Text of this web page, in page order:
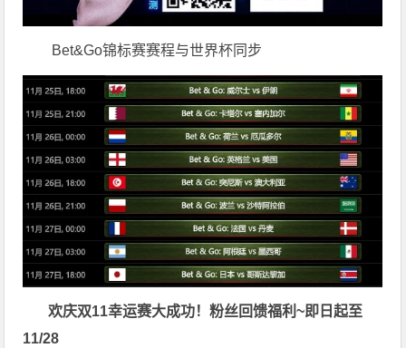
Bet&Go锦标赛赛程与世界杯同步
欢庆双11幸运赛大成功！粉丝回馈福利~即日起至
11/28